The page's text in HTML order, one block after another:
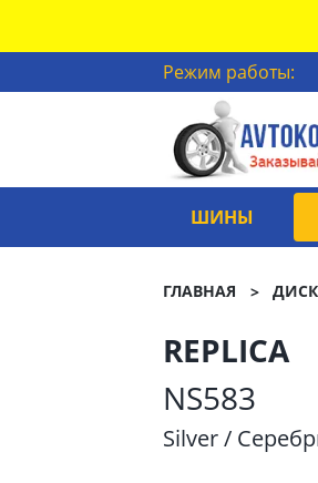
Режим работы:
ШИНЫ
ГЛАВНАЯ
REPLICA
NS583
Silver /